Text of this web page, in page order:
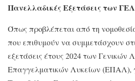
Πανελλαδικές Εξετάσεις των
Όπως προβλέπεται από τη
που επιθυμούν να συμμετάσχουν
εξετάσεις έτους 2024 των Γενικών
Επαγγελματικών Λυκείων (ΕΠΑΛ),